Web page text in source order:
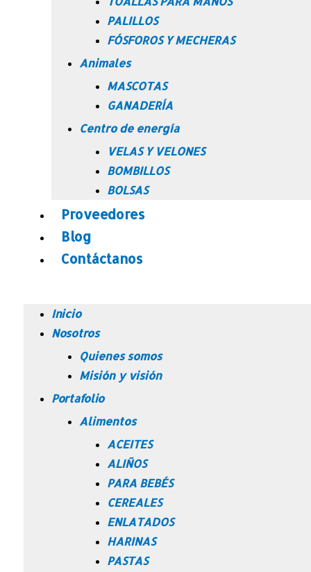
PALILLOS
FÓSFOROS Y MECHERAS
Animales
MASCOTAS
GANADERÍA
Centro de energía
VELAS Y VELONES
BOMBILLOS
BOLSAS
Proveedores
Blog
Contáctanos
Inicio
Nosotros
Quienes somos
Misión y visión
Portafolio
Alimentos
ACEITES
ALIÑOS
PARA BEBÉS
CEREALES
ENLATADOS
HARINAS
PASTAS